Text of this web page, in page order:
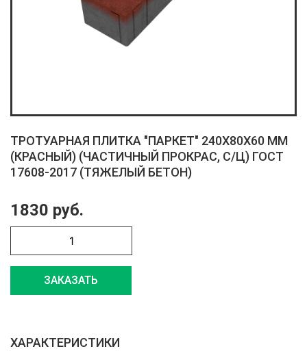
ТРОТУАРНАЯ ПЛИТКА "ПАРКЕТ" 240X80X60 ММ
(КРАСНЫЙ) (ЧАСТИЧНЫЙ ПРОКРАС, С/Ц) ГОСТ
17608-2017 (ТЯЖЕЛЫЙ БЕТОН)
1830 руб.
ЗАКАЗАТЬ
ХАРАКТЕРИСТИКИ